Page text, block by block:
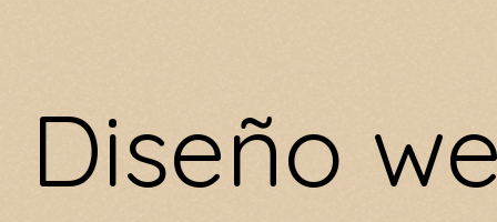
Diseño